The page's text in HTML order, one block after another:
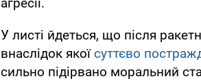
агресії.
У листі йдеться, що після
внаслідок якоїсуттєво
сильно підірвано моральний